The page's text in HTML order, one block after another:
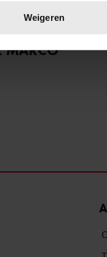
op elk moment
cookies om content
te analyseren.
Weigeren
MARCO